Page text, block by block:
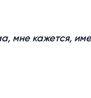
мне кажется,